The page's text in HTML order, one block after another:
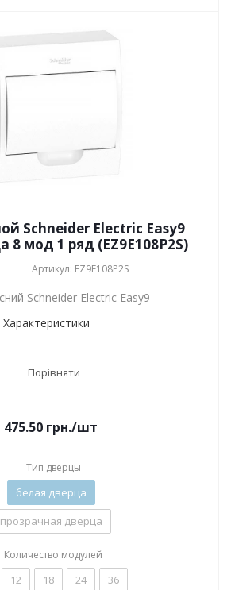
Schneider Electric Easy9
8 мод 1 ряд (EZ9E108P2S)
Артикул: EZ9E108P2S
Schneider Electric Easy9
Характеристики
Порівняти
475.50грн./шт
Тип дверцы
белая дверца
прозрачная дверца
Количество модулей
12 18 24 36